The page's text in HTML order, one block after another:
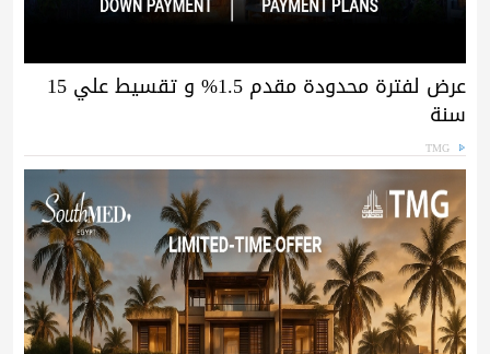
عرض لفترة محدودة مقدم 1.5% و تقسيط علي 15
سنة
TMG